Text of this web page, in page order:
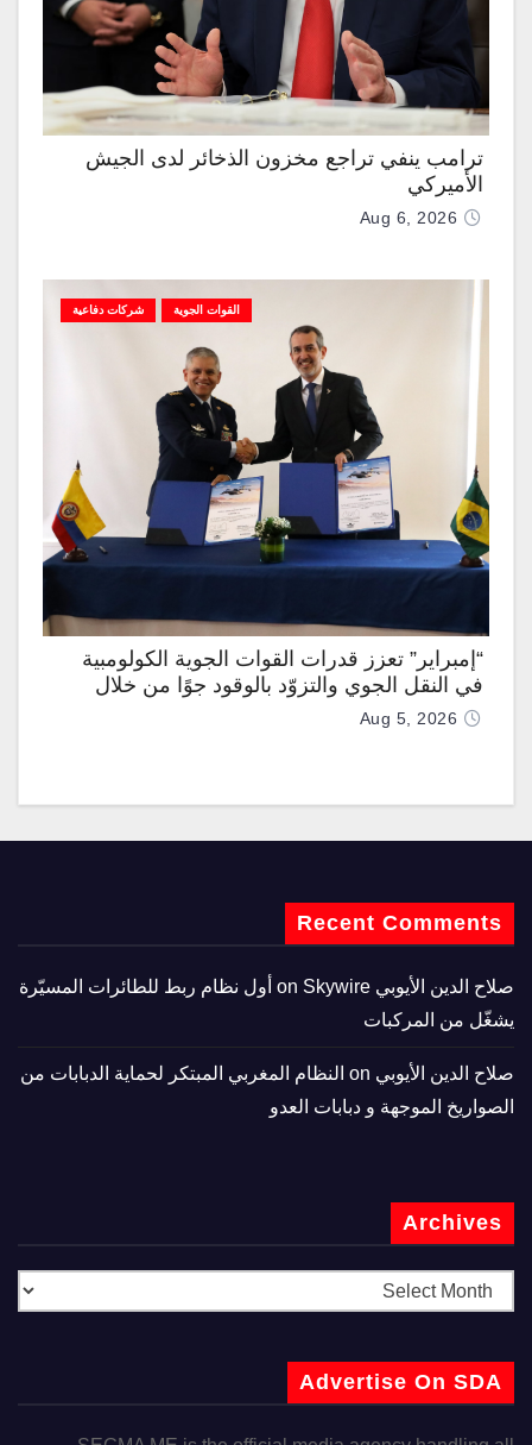
ترامب ينفي تراجع مخزون الذخائر لدى الجيش
الأميركي
Aug 6, 2026
القوات الجوية شركات دفاعية
“إمبراير” تعزز قدرات القوات الجوية الكولومبية
في النقل الجوي والتزوّد بالوقود جوًا من خلال
تزويدها بطائرتي “كيه سي-390 ميلينيوم”
Aug 5, 2026
Recent Comments
صلاح الدين الأيوبي
Skywire أول نظام ربط للطائرات المسيّرة
يشغّل من المركبات
صلاح الدين الأيوبي
النظام المغربي المبتكر لحماية الدبابات من
الصواريخ الموجهة و دبابات العدو
Archives
Advertise On SDA